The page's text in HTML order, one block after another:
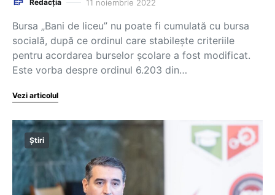
Redacția 11 noiembrie 2022
Bursa „Bani de liceu” nu poate fi cumulată cu bursa
socială, după ce ordinul care stabilește criteriile
pentru acordarea burselor școlare a fost modificat.
Este vorba despre ordinul 6.203 din…
Vezi articolul
Știri